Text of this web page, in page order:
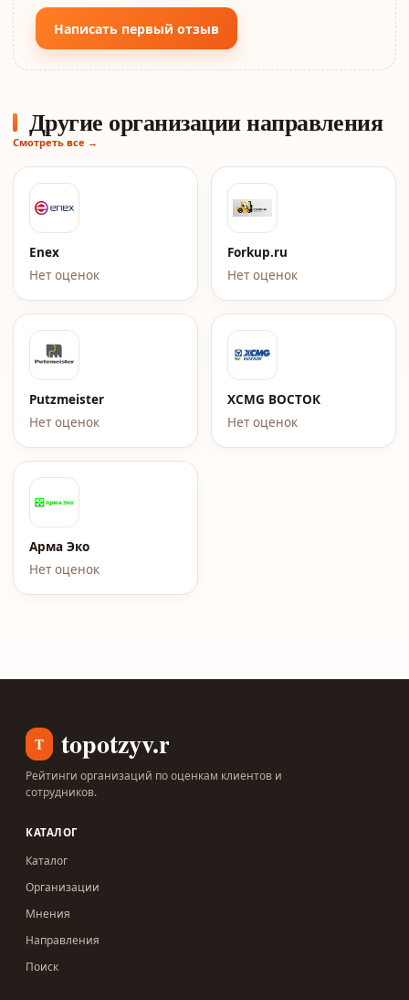
Написать первый отзыв
Другие организации направления
Смотреть все →
Enex
Нет оценок
Forkup.ru
Нет оценок
Putzmeister
Нет оценок
XCMG ВОСТОК
Нет оценок
Арма Эко
Нет оценок
T topotzyv.ru
Рейтинги организаций по оценкам клиентов и
сотрудников.
КАТАЛОГ
Каталог
Организации
Мнения
Направления
Поиск